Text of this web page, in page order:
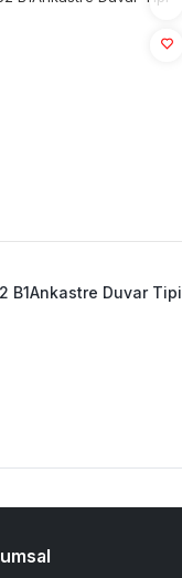
B1Ankastre Duvar Tipi